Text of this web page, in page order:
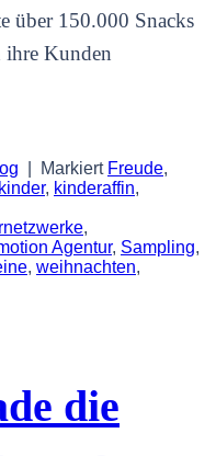
über 150.000 Snacks
ihre Kunden
Markiert Freude,
kinder, kinderaffin,
,
Agentur, Sampling,
, weihnachten,
die